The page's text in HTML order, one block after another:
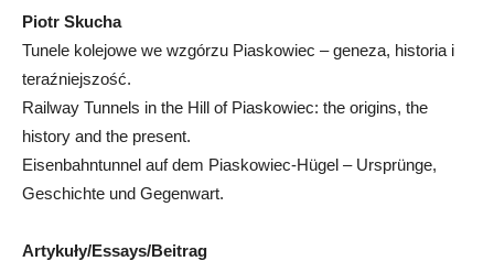
Piotr Skucha
Tunele kolejowe we wzgórzu Piaskowiec – geneza, historia i
teraźniejszość.
Railway Tunnels in the Hill of Piaskowiec: the origins, the
history and the present.
Eisenbahntunnel auf dem Piaskowiec-Hügel – Ursprünge,
Geschichte und Gegenwart.
Artykuły/Essays/Beitrag